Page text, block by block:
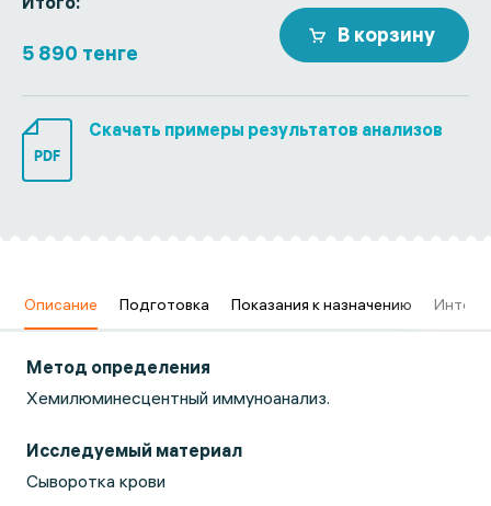
5 890 тенге
В корзину
PDF
Скачать примеры результатов анализов
Описание Подготовка Показания к назначению
Метод определения
Хемилюминесцентный иммуноанализ.
Исследуемый материал
Сыворотка крови